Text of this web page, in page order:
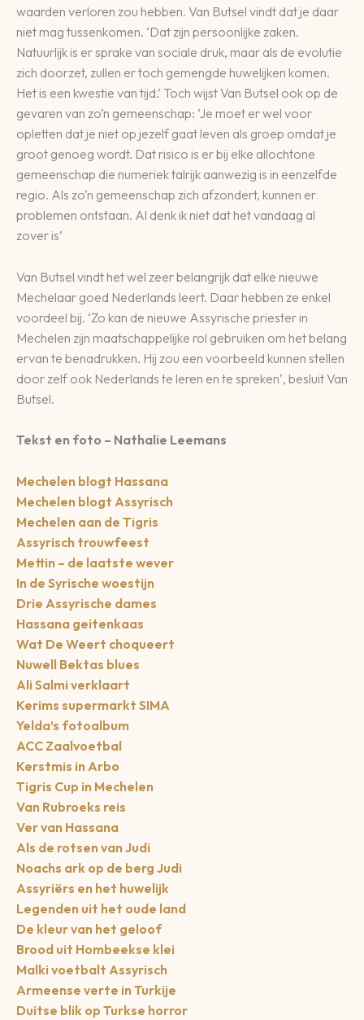
waarden verloren zou hebben. Van Butsel vindt dat je daar
niet mag tussenkomen. ‘Dat zijn persoonlijke zaken.
Natuurlijk is er sprake van sociale druk, maar als de evolutie
zich doorzet, zullen er toch gemengde huwelijken komen.
Het is een kwestie van tijd.’ Toch wijst Van Butsel ook op de
gevaren van zo’n gemeenschap: ‘Je moet er wel voor
opletten dat je niet op jezelf gaat leven als groep omdat je
groot genoeg wordt. Dat risico is er bij elke allochtone
gemeenschap die numeriek talrijk aanwezig is in eenzelfde
regio. Als zo’n gemeenschap zich afzondert, kunnen er
problemen ontstaan. Al denk ik niet dat het vandaag al
zover is’
Van Butsel vindt het wel zeer belangrijk dat elke nieuwe
Mechelaar goed Nederlands leert. Daar hebben ze enkel
voordeel bij. ‘Zo kan de nieuwe Assyrische priester in
Mechelen zijn maatschappelijke rol gebruiken om het belang
ervan te benadrukken. Hij zou een voorbeeld kunnen stellen
door zelf ook Nederlands te leren en te spreken’, besluit Van
Butsel.
Tekst en foto – Nathalie Leemans
Mechelen blogt Hassana
Mechelen blogt Assyrisch
Mechelen aan de Tigris
Assyrisch trouwfeest
Mettin – de laatste wever
In de Syrische woestijn
Drie Assyrische dames
Hassana geitenkaas
Wat De Weert choqueert
Nuwell Bektas blues
Ali Salmi verklaart
Kerims supermarkt SIMA
Yelda’s fotoalbum
ACC Zaalvoetbal
Kerstmis in Arbo
Tigris Cup in Mechelen
Van Rubroeks reis
Ver van Hassana
Als de rotsen van Judi
Noachs ark op de berg Judi
Assyriërs en het huwelijk
Legenden uit het oude land
De kleur van het geloof
Brood uit Hombeekse klei
Malki voetbalt Assyrisch
Armeense verte in Turkije
Duitse blik op Turkse horror